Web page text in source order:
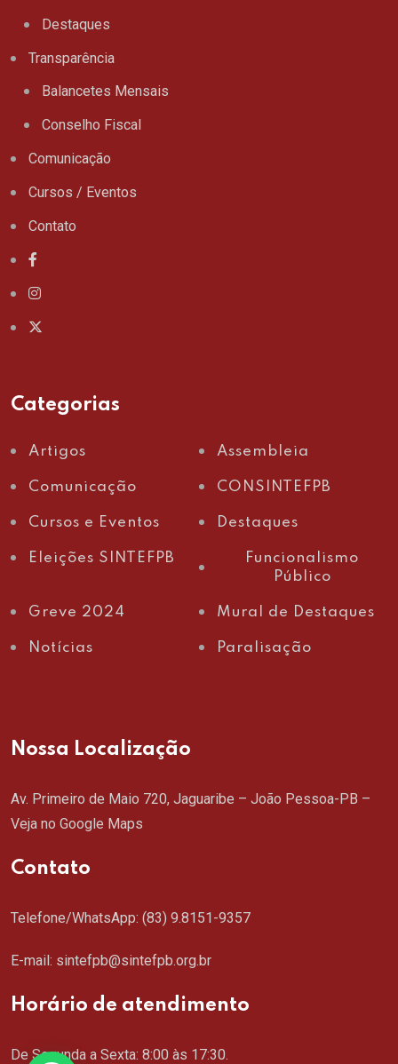
Destaques
Transparência
Balancetes Mensais
Conselho Fiscal
Comunicação
Cursos / Eventos
Contato
Categorias
Artigos Assembleia
Comunicação CONSINTEFPB
Cursos e Eventos Destaques
Eleições SINTEFPB
Funcionalismo
Público
Greve 2024 Mural de Destaques
Notícias Paralisação
Nossa Localização
Av. Primeiro de Maio 720, Jaguaribe – João Pessoa-PB –
Veja no Google Maps
Contato
Telefone/WhatsApp: (83) 9.8151-9357
E-mail: sintefpb@sintefpb.org.br
Horário de atendimento
De Segunda a Sexta: 8:00 às 17:30.